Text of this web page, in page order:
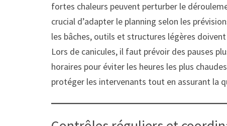
fortes chaleurs peuvent perturber le
crucial d’adapter le planning selon les
les bâches, outils et structures légères
Lors de canicules, il faut prévoir des pauses
horaires pour éviter les heures les plus
protéger les intervenants tout en assurant la